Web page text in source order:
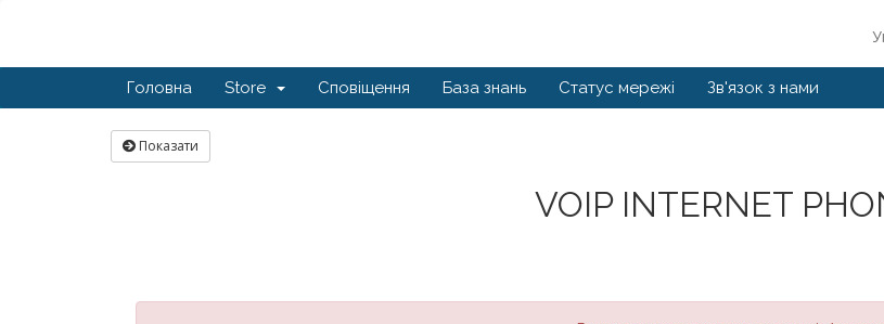
Головна Store Сповіщення База знань Статус мережі Зв'язок з нами
Показати
VOIP INTERNET